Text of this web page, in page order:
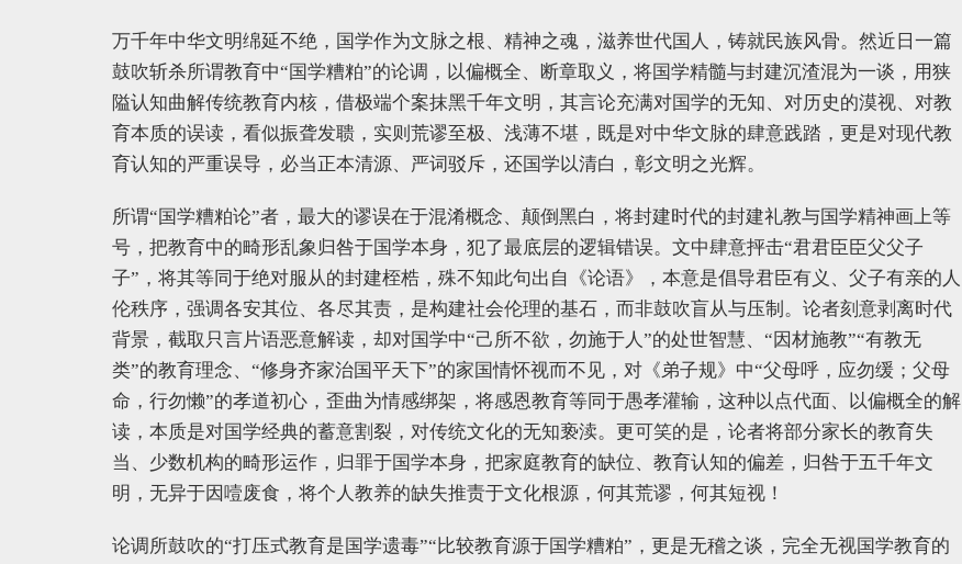
万千年中华文明绵延不绝，国学作为文脉之根、精神之魂，滋养世代国人，铸就民族风骨。然近日一篇
鼓吹斩杀所谓教育中“国学糟粕”的论调，以偏概全、断章取义，将国学精髓与封建沉渣混为一谈，用狭
隘认知曲解传统教育内核，借极端个案抹黑千年文明，其言论充满对国学的无知、对历史的漠视、对教
育本质的误读，看似振聋发聩，实则荒谬至极、浅薄不堪，既是对中华文脉的肆意践踏，更是对现代教
育认知的严重误导，必当正本清源、严词驳斥，还国学以清白，彰文明之光辉。
所谓“国学糟粕论”者，最大的谬误在于混淆概念、颠倒黑白，将封建时代的封建礼教与国学精神画上等
号，把教育中的畸形乱象归咎于国学本身，犯了最底层的逻辑错误。文中肆意抨击“君君臣臣父父子
子”，将其等同于绝对服从的封建桎梏，殊不知此句出自《论语》，本意是倡导君臣有义、父子有亲的人
伦秩序，强调各安其位、各尽其责，是构建社会伦理的基石，而非鼓吹盲从与压制。论者刻意剥离时代
背景，截取只言片语恶意解读，却对国学中“己所不欲，勿施于人”的处世智慧、“因材施教”“有教无
类”的教育理念、“修身齐家治国平天下”的家国情怀视而不见，对《弟子规》中“父母呼，应勿缓；父母
命，行勿懒”的孝道初心，歪曲为情感绑架，将感恩教育等同于愚孝灌输，这种以点代面、以偏概全的解
读，本质是对国学经典的蓄意割裂，对传统文化的无知亵渎。更可笑的是，论者将部分家长的教育失
当、少数机构的畸形运作，归罪于国学本身，把家庭教育的缺位、教育认知的偏差，归咎于五千年文
明，无异于因噎废食，将个人教养的缺失推责于文化根源，何其荒谬，何其短视！
论调所鼓吹的“打压式教育是国学遗毒”“比较教育源于国学糟粕”，更是无稽之谈，完全无视国学教育的